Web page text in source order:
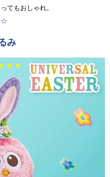
てもおしゃれ。
☆
み